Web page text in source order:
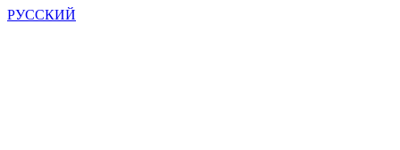
РУССКИЙ